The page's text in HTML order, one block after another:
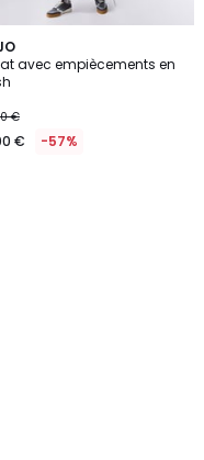
avec empiècements en
€
€ -57%